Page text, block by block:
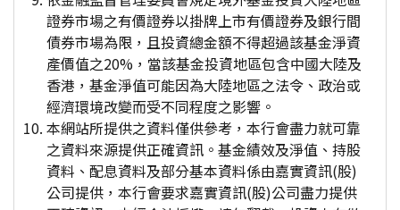
證券市場之有價證券以掛牌上市有價證券及銀行間
債券市場為限，且投資總金額不得超過該基金淨資
產價值之20%，當該基金投資地區包含中國大陸及
香港，基金淨值可能因為大陸地區之法令、政治或
經濟環境改變而受不同程度之影響。
本網站所提供之資料僅供參考，本行會盡力就可靠
之資料來源提供正確資訊。基金績效及淨值、持股
資料、配息資料及部分基本資料係由嘉實資訊(股)
公司提供，本行會要求嘉實資訊(股)公司盡力提供